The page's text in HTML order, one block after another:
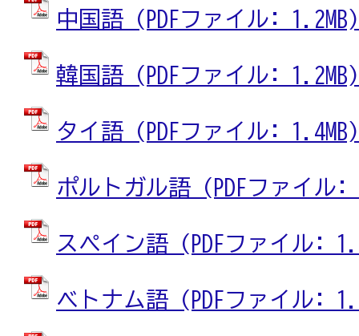
中国語 (PDFファイル: 1.2MB)
韓国語 (PDFファイル: 1.2MB)
タイ語 (PDFファイル: 1.4MB)
ポルトガル語 (PDFファイル:
スペイン語 (PDFファイル:
ベトナム語 (PDFファイル: